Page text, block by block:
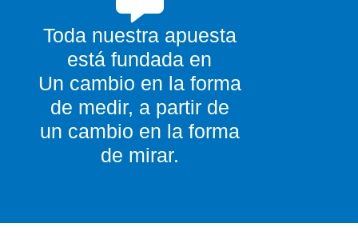
Toda nuestra apuesta
está fundada en
Un cambio en la forma
de medir, a partir de
un cambio en la forma
de mirar.